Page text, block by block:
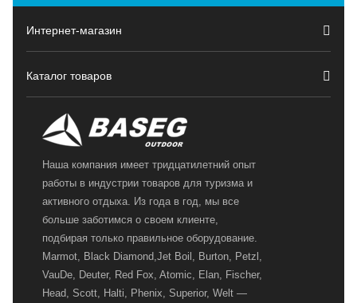
Интернет-магазин
Каталог товаров
Наша компания имеет тридцатилетний опыт
работы в индустрии товаров для туризма и
активного отдыха. Из года в год, мы все
больше заботимся о своем клиенте,
подбирая только правильное оборудование.
Marmot, Black Diamond,Jet Boil, Burton, Petzl,
VauDe, Deuter, Red Fox, Atomic, Elan, Fischer,
Head, Scott, Halti, Phenix, Superior, Welt —